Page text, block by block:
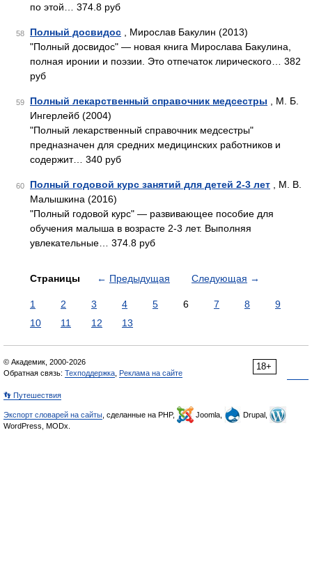
по этой… 374.8 руб
58 Полный досвидос , Мирослав Бакулин (2013)
"Полный досвидос" — новая книга Мирослава Бакулина,
полная иронии и поэзии. Это отпечаток лирического… 382
руб
59 Полный лекарственный справочник медсестры , М. Б.
Ингерлейб (2004)
"Полный лекарственный справочник медсестры"
предназначен для средних медицинских работников и
содержит… 340 руб
60 Полный годовой курс занятий для детей 2-3 лет , М. В.
Малышкина (2016)
"Полный годовой курс" — развивающее пособие для
обучения малыша в возрасте 2-3 лет. Выполняя
увлекательные… 374.8 руб
Страницы ← Предыдущая Следующая →
1 2 3 4 5 6 7 8
9
10
11 12 13
18+
© Академик, 2000-2026
Обратная связь: Техподдержка Реклама на сайте
👣 Путешествия
Экспорт словарей на сайты , сделанные на PHP, Joomla,
Drupal,
WordPress, MODx.